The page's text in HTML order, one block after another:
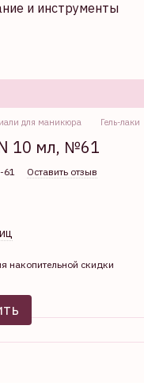
и инструменты
для маникюра Гель-лаки
10 мл, №61
61 Оставить отзыв
накопительной скидки